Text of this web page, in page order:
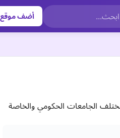
أضف موقع
الجامعات الحكومي والخاصة